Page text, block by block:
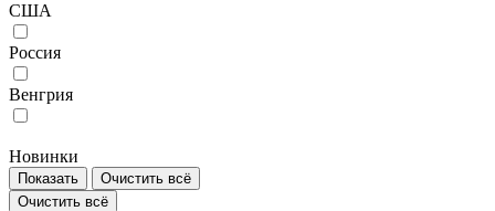
США
Россия
Венгрия
Новинки
Показать
Очистить всё
Очистить всё